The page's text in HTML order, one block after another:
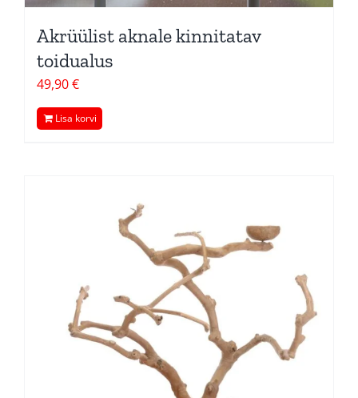
Akrüülist aknale kinnitatav
toidualus
49,90€
Lisa korvi